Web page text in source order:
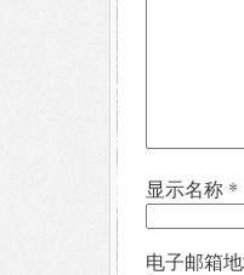
显示名称 *
电子邮箱